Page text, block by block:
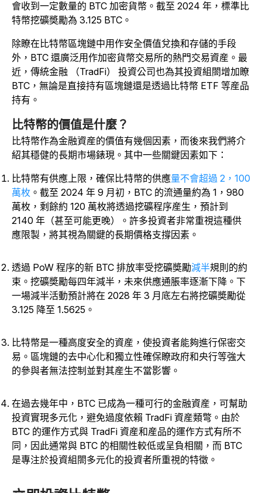
會收到一定數量的 BTC 加密貨幣。截至 2024 年，標準比
特幣挖礦奬勵為 3.125 BTC。
除瞭在比特幣區塊鏈中用作安全價值兌換和存儲的手段
外，BTC 還廣泛用作加密貨幣交易所的熱門交易資産。最
近，傳統金融 （TradFi） 投資公司也為其投資組閤增加瞭
BTC，無論是直接持有區塊鏈還是透過比特幣 ETF 等産品
持有 。
比特幣的價值是什麼？
比特幣作為金融資産的價值有幾個因素，而後來我們將介
紹其穩健的長期市場錶現。其中一些關鍵因素如下：
比特幣有供應上限，確保比特幣的供應量不會超過 2，100
萬枚 。截至 2024 年 9 月初，BTC 的流通量約為 1，980
萬枚，剩餘約 120 萬枚將透過挖礦程序産生，預計到
2140 年（甚至可能更晚）。許多投資者非常重視這種供
應限製，將其視為關鍵的長期價格支撐因素。
透過 PoW 程序的新 BTC 排放率受挖礦奬勵減半規則的約
束。挖礦奬勵每四年減半，未來供應通脹率逐漸下降。下
一場減半活動預計將在 2028 年 3 月底左右將挖礦奬勵從
3.125 降至 1.5625。
比特幣是一種高度安全的資産，使投資者能夠進行保密交
易。區塊鏈的去中心化和獨立性確保瞭政府和央行等強大
的參與者無法控制並對其産生不當影響。
在過去幾年中，BTC 已成為一種可行的金融資産，可幫助
投資實現多元化，避免過度依賴 TradFi 資産類彆。由於
BTC 的運作方式與 TradFi 資産和産品的運作方式有所不
同，因此通常與 BTC 的相關性較低或呈負相關，而 BTC
是專注於投資組閤多元化的投資者所重視的特徵。